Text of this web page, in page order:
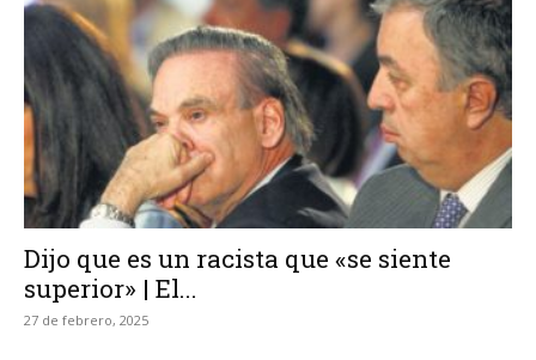
Dijo que es un racista que «se siente
superior» | El...
27 de febrero, 2025